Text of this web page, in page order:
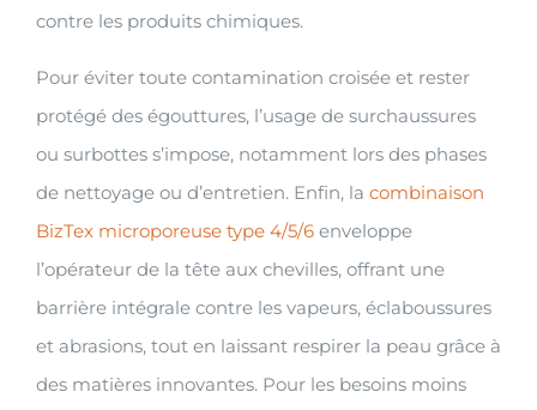
contre les produits chimiques.
Pour éviter toute contamination croisée et rester
protégé des égouttures, l’usage de surchaussures
ou surbottes s’impose, notamment lors des phases
de nettoyage ou d’entretien. Enfin, la combinaison
BizTex microporeuse type 4/5/6 enveloppe
l’opérateur de la tête aux chevilles, offrant une
barrière intégrale contre les vapeurs, éclaboussures
et abrasions, tout en laissant respirer la peau grâce à
des matières innovantes. Pour les besoins moins